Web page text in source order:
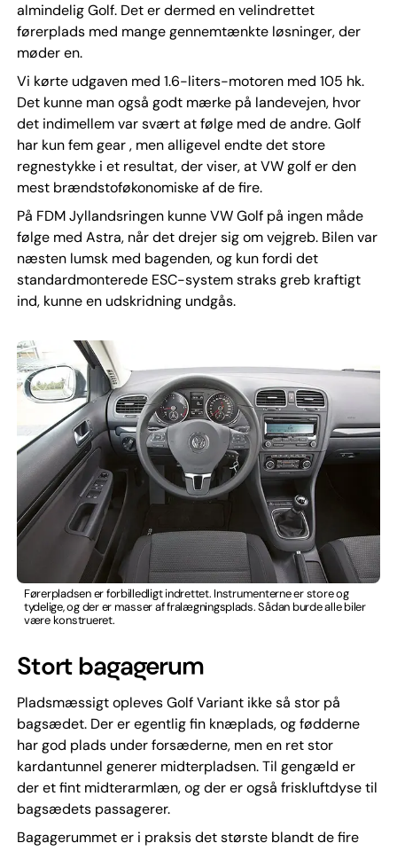
almindelig Golf. Det er dermed en velindrettet
førerplads med mange gennemtænkte løsninger, der
møder en.
Vi kørte udgaven med 1.6-liters-motoren med 105 hk.
Det kunne man også godt mærke på landevejen, hvor
det indimellem var svært at følge med de andre. Golf
har kun fem gear , men alligevel endte det store
regnestykke i et resultat, der viser, at VW golf er den
mest brændstoføkonomiske af de fire.
På FDM Jyllandsringen kunne VW Golf på ingen måde
følge med Astra, når det drejer sig om vejgreb. Bilen var
næsten lumsk med bagenden, og kun fordi det
standardmonterede ESC-system straks greb kraftigt
ind, kunne en udskridning undgås.
Førerpladsen er forbilledligt indrettet. Instrumenterne er store og
tydelige, og der er masser af fralægningsplads. Sådan burde alle biler
være konstrueret.
Stort bagagerum
Pladsmæssigt opleves Golf Variant ikke så stor på
bagsædet. Der er egentlig fin knæplads, og fødderne
har god plads under forsæderne, men en ret stor
kardantunnel generer midterpladsen. Til gengæld er
der et fint midterarmlæn, og der er også friskluftdyse til
bagsædets passagerer.
Bagagerummet er i praksis det største blandt de fire